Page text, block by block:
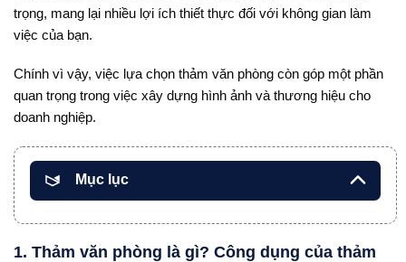
trọng, mang lại nhiều lợi ích thiết thực đối với không gian làm
việc của bạn.
Chính vì vậy, việc lựa chọn thảm văn phòng còn góp một phần
quan trọng trong việc xây dựng hình ảnh và thương hiệu cho
doanh nghiệp.
Mục lục
1. Thảm văn phòng là gì? Công dụng của thảm